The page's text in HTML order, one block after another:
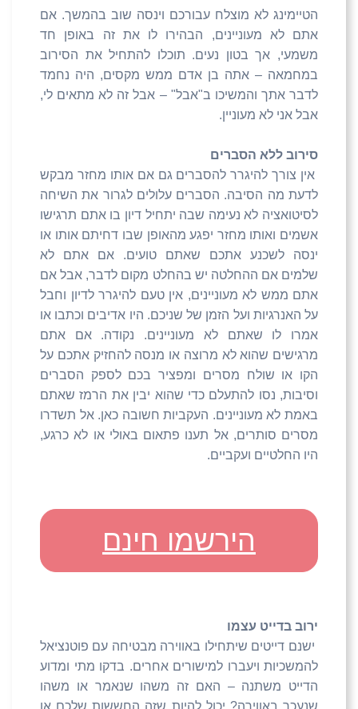
הטיימינג לא מוצלח עבורכם וינסה שוב בהמשך. אם
אתם לא מעוניינים, הבהירו לו את זה באופן חד
משמעי, אך בטון נעים. תוכלו להתחיל את הסירוב
במחמאה – אתה בן אדם ממש מקסים, היה נחמד
לדבר אתך והמשיכו ב"אבל" – אבל זה לא מתאים לי,
אבל אני לא מעוניין.
סירוב ללא הסברים
אין צורך להיגרר להסברים גם אם אותו מחזר מבקש
לדעת מה הסיבה. הסברים עלולים לגרור את השיחה
לסיטואציה לא נעימה שבה יתחיל דיון בו אתם תרגישו
אשמים ואותו מחזר יפגע מהאופן שבו דחיתם אותו או
ינסה לשכנע אתכם שאתם טועים. אם אתם לא
שלמים אם ההחלטה יש בהחלט מקום לדבר, אבל אם
אתם ממש לא מעוניינים, אין טעם להיגרר לדיון וחבל
על האנרגיות ועל הזמן של שניכם. היו אדיבים וכתבו או
אמרו לו שאתם לא מעוניינים. נקודה. אם אתם
מרגישים שהוא לא מרוצה או מנסה להחזיק אתכם על
הקו או שולח מסרים ומפציר בכם לספק הסברים
וסיבות, נסו להתעלם כדי שהוא יבין את הרמז שאתם
באמת לא מעוניינים. העקביות חשובה כאן. אל תשדרו
מסרים סותרים, אל תענו פתאום באולי או לא כרגע,
היו החלטיים ועקביים.
הירשמו חינם
ירוב בדייט עצמו
ישנם דייטים שיתחילו באווירה מבטיחה עם פוטנציאל
להמשכיות ויעברו למישורים אחרים. בדקו מתי ומדוע
הדייט משתנה – האם זה משהו שנאמר או משהו